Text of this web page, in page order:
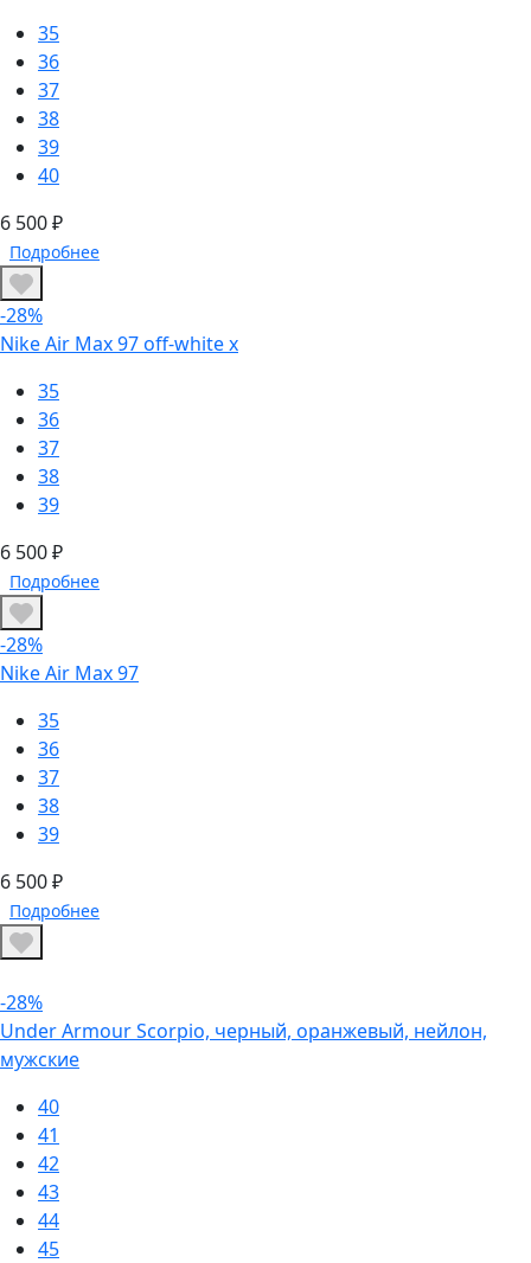
35
36
37
38
39
40
6 500 ₽
Подробнее
-28%
Nike Air Max 97 off-white x
35
36
37
38
39
6 500 ₽
Подробнее
-28%
Nike Air Max 97
35
36
37
38
39
6 500 ₽
Подробнее
-28%
Under Armour Scorpio, черный, оранжевый, нейлон,
мужские
40
41
42
43
44
45